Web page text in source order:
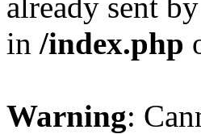
in /index.php
Warning: